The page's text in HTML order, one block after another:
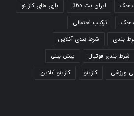
جک ایران بت 365
بازی های کازینو
جک
ترکیب احتمالی
بندی
شرط بندی آنلاین
شرط بندی فوتبال
پیش بینی
ورزشی کازینو کازینو آنلاین